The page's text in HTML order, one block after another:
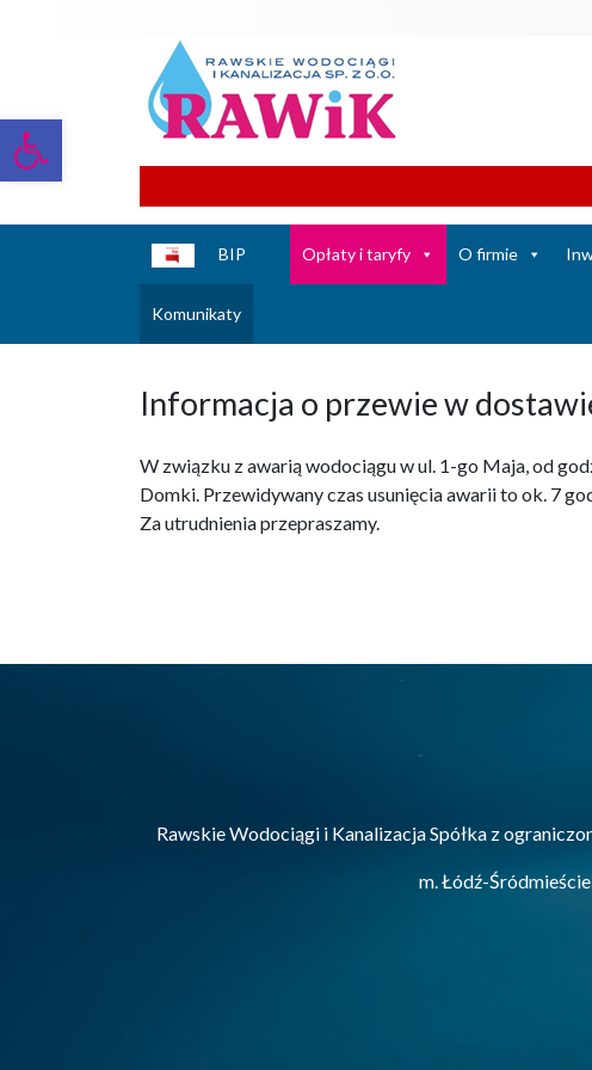
Otwórz pasek narzędzi
BIP Opłaty i taryfy O firmie
Komunikaty
Informacja o przewie w
W związku z awarią wodociągu w ul. 1-go Maja, od
Domki. Przewidywany czas usunięcia awarii to ok. 7
Za utrudnienia przepraszamy.
Rawskie Wodociągi i Kanalizacja Spółka z
m. Łódź-